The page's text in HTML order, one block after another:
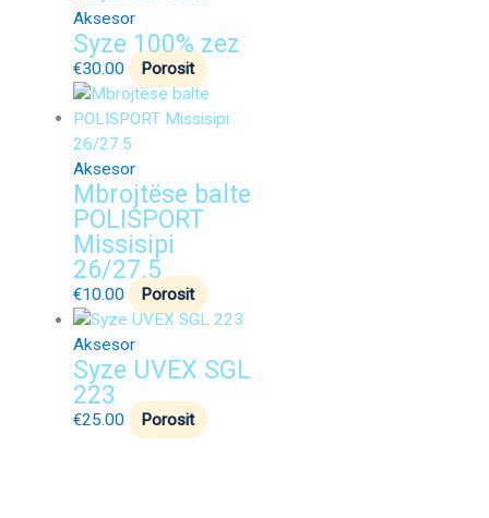
Aksesor
Syze 100% zez
€30.00 Porosit
Aksesor
Mbrojtëse balte
POLISPORT
Missisipi
26/27.5
€10.00 Porosit
Aksesor
Syze UVEX SGL
223
€25.00 Porosit